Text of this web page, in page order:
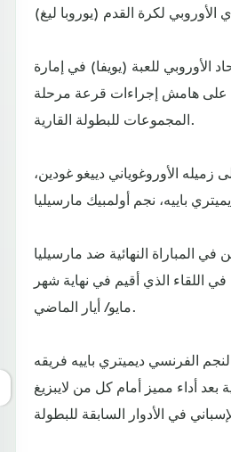
الأوروبي للعبة (يويفا) في إمارة
على هامش إجراءات قرعة مرحلة
المجموعات للبطولة القارية.
الأوروغوياني دييغو غودين،
المباراة النهائية ضد مارسيليا
اللقاء الذي أقيم في نهاية شهر
مايو/ أيار الماضي.
الفرنسي ديميتري باييه فريقه
بعد أداء مميز أمام كل من لايبزيغ